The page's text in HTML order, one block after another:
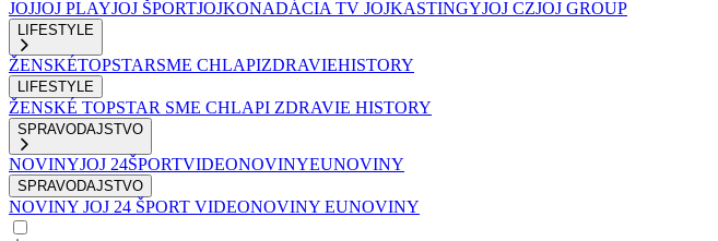
JOJJOJ PLAYJOJ ŠPORTJOJKONADÁCIA TV JOJKASTINGYJOJ CZJOJ GROUP
LIFESTYLE
ŽENSKÉTOPSTARSME CHLAPIZDRAVIEHISTORY
LIFESTYLE
ŽENSKÉ TOPSTAR SME CHLAPI ZDRAVIE HISTORY
SPRAVODAJSTVO
NOVINYJOJ 24ŠPORTVIDEONOVINYEUNOVINY
SPRAVODAJSTVO
NOVINY JOJ 24 ŠPORT VIDEONOVINY EUNOVINY